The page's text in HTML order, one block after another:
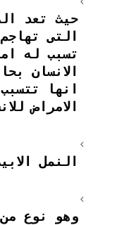
حيث تعد
التى
تسبب له
الانسان
انها
الامراض
النمل
وهو نوع